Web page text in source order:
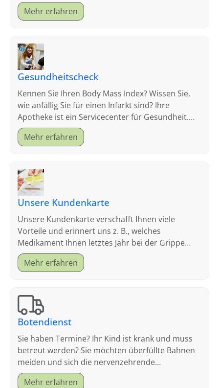
Mehr erfahren
Gesundheitscheck
Kennen Sie Ihren Body Mass Index? Wissen Sie,
wie anfällig Sie für einen Infarkt sind? Ihre
Apotheke ist ein Servicecenter für Gesundheit.
Schauen Sie sich an, welche Tests wir anbieten.
Mehr erfahren
Unsere Kundenkarte
Unsere Kundenkarte verschafft Ihnen viele
Vorteile und erinnert uns z. B., welches
Medikament Ihnen letztes Jahr bei der Grippe
geholfen hat.
Mehr erfahren
Botendienst
Sie haben Termine? Ihr Kind ist krank und muss
betreut werden? Sie möchten überfüllte Bahnen
meiden und sich die nervenzehrende
Parkplatzsuche sparen?
Mehr erfahren